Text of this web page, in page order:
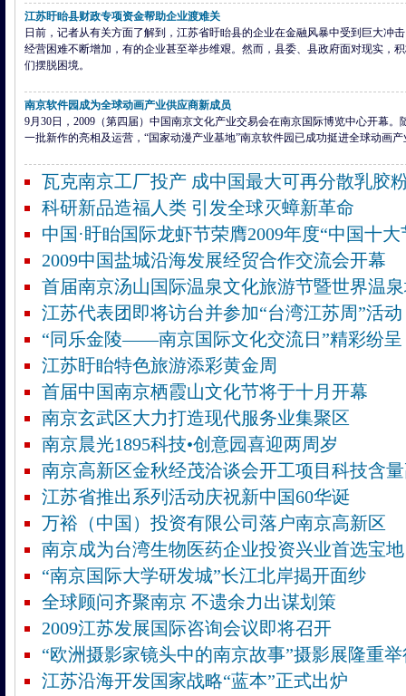
江苏盱眙县财政专项资金帮助企业渡难关
日前，记者从有关方面了解到，江苏省盱眙县的企业在金融风暴中受到巨大冲
经营困难不断增加，有的企业甚至举步维艰。然而，县委、县政府面对现实，
们摆脱困境。
南京软件园成为全球动画产业供应商新成员
9月30日，2009（第四届）中国南京文化产业交易会在南京国际博览中心开幕
一批新作的亮相及运营，“国家动漫产业基地”南京软件园已成功挺进全球动画
瓦克南京工厂投产 成中国最大可再分散乳胶
科研新品造福人类 引发全球灭蟑新革命
中国·盱眙国际龙虾节荣膺2009年度“中国十大
2009中国盐城沿海发展经贸合作交流会开幕
首届南京汤山国际温泉文化旅游节暨世界温
江苏代表团即将访台并参加“台湾江苏周”活动
“同乐金陵——南京国际文化交流日”精彩纷呈
江苏盱眙特色旅游添彩黄金周
首届中国南京栖霞山文化节将于十月开幕
南京玄武区大力打造现代服务业集聚区
南京晨光1895科技•创意园喜迎两周岁
南京高新区金秋经茂洽谈会开工项目科技含
江苏省推出系列活动庆祝新中国60华诞
万裕（中国）投资有限公司落户南京高新区
南京成为台湾生物医药企业投资兴业首选宝地
“南京国际大学研发城”长江北岸揭开面纱
全球顾问齐聚南京 不遗余力出谋划策
2009江苏发展国际咨询会议即将召开
“欧洲摄影家镜头中的南京故事”摄影展隆重举
江苏沿海开发国家战略“蓝本”正式出炉